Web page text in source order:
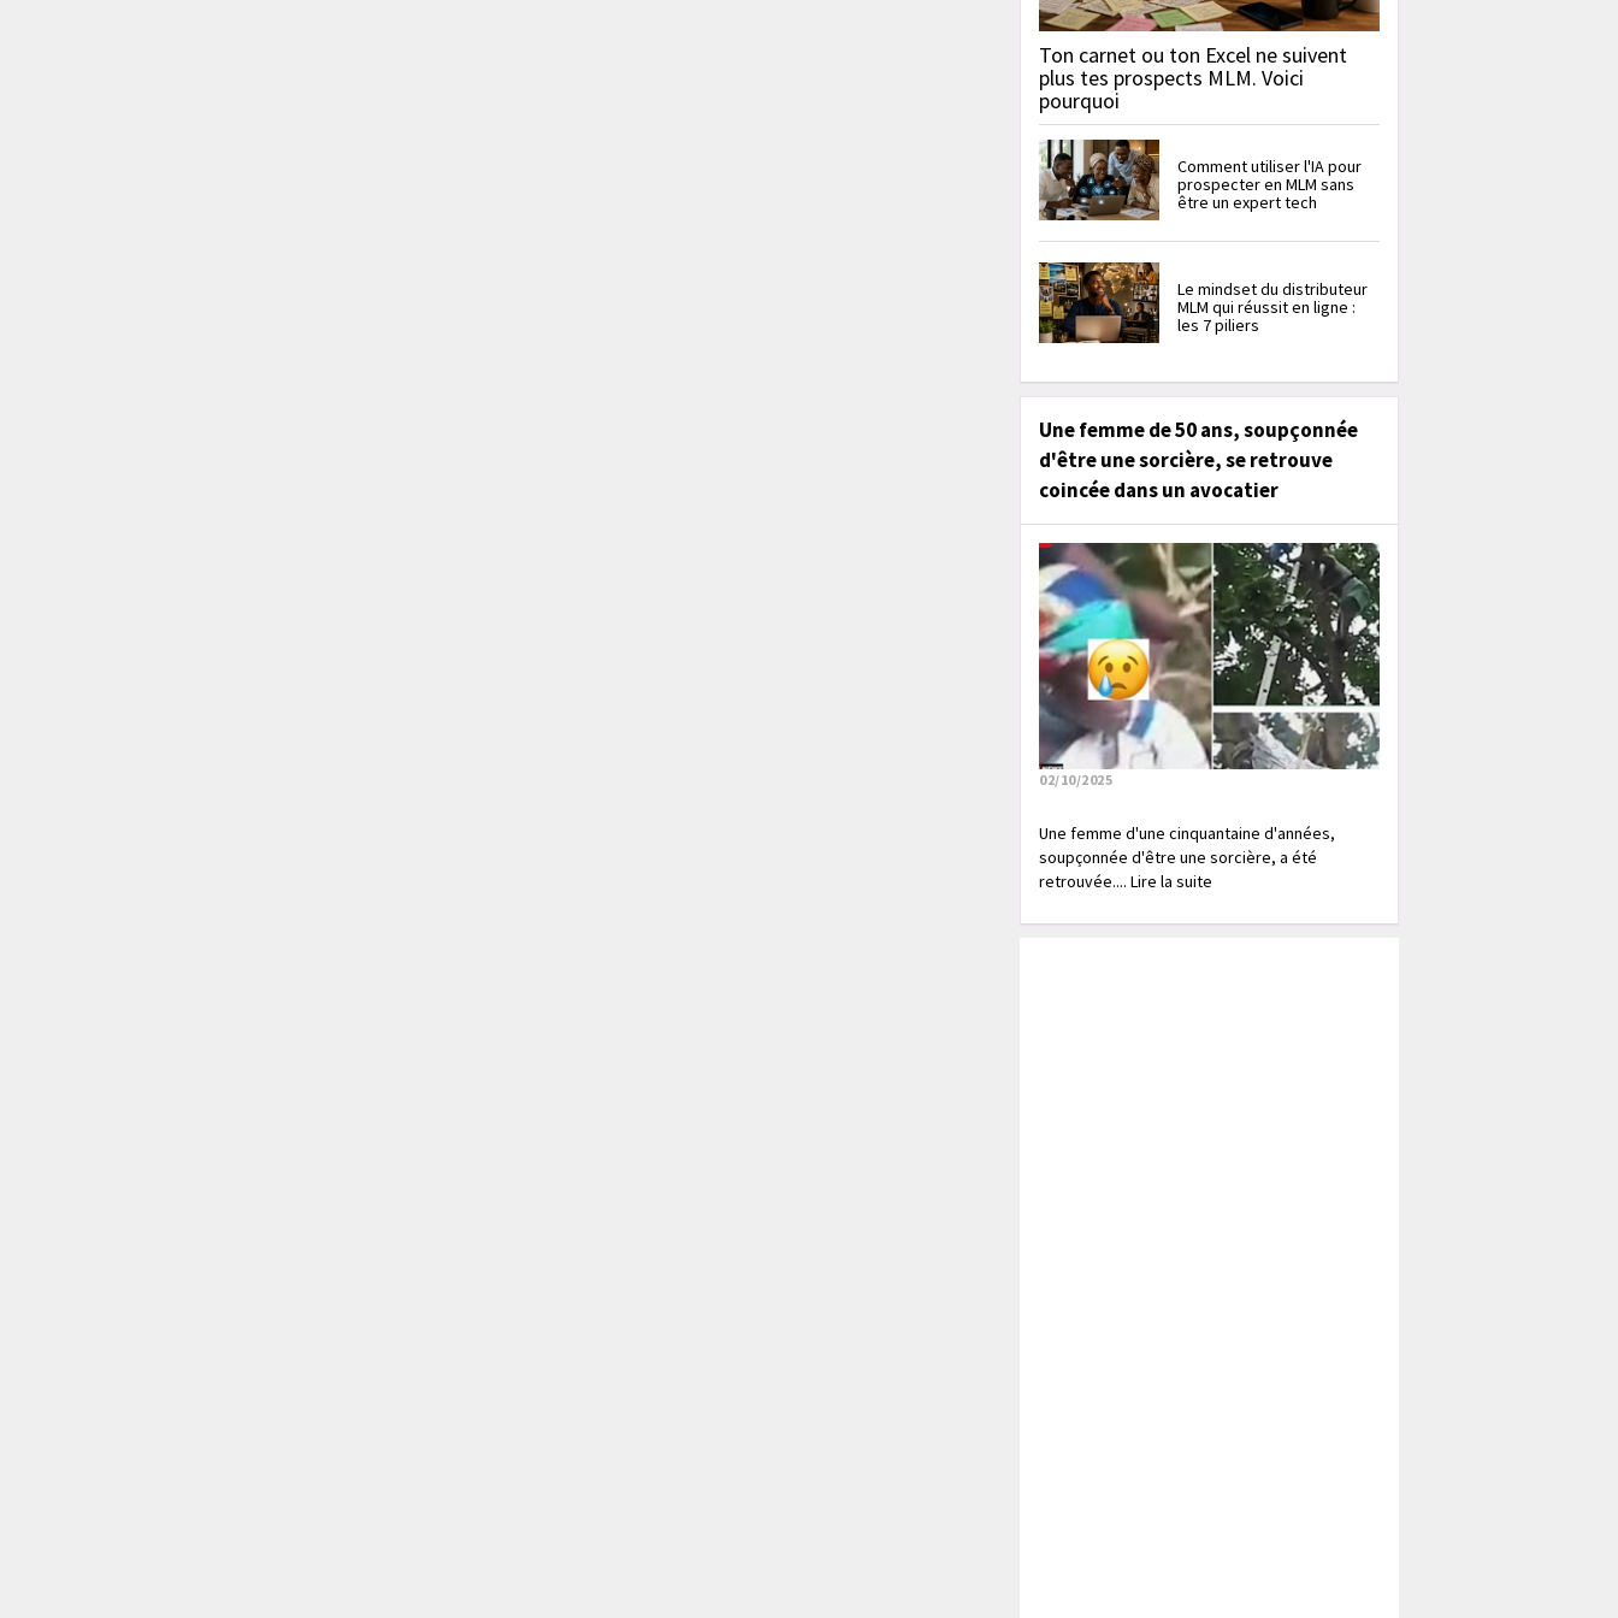
Ton carnet ou ton Excel ne suivent
plus tes prospects MLM. Voici
pourquoi
Comment utiliser l'IA pour
prospecter en MLM sans
être un expert tech
Le mindset du distributeur
MLM qui réussit en ligne :
les 7 piliers
Une femme de 50 ans, soupçonnée
d'être une sorcière, se retrouve
coincée dans un avocatier
02/10/2025
Une femme d'une cinquantaine d'années,
soupçonnée d'être une sorcière, a été
retrouvée.... Lire la suite